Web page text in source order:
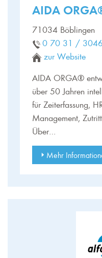
AIDA
AIDA ORGA®
über 50 Jahren
für Zeiterfassung,
Management,
Über…
Mehr
71034 Böblingen
0 70 31 /
zur Website